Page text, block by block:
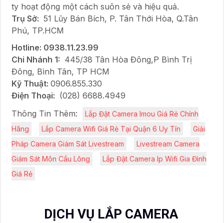
ty hoạt động một cách suôn sẻ và hiệu quả.
Trụ Sở: 51 Lũy Bán Bích, P. Tân Thới Hòa, Q.Tân
Phú, TP.HCM
Hotline: 0938.11.23.99
Chi Nhánh 1: 445/38 Tân Hòa Đông,P Bình Trị
Đông, Bình Tân, TP HCM
Kỹ Thuật: 0906.855.330
Điện Thoại: (028) 6688.4949
Thông Tin Thêm:
Lắp Đặt Camera Imou Giá Rẻ Chính
Hãng
Lắp Camera Wifi Giá Rẻ Tại Quận 6 Uy Tín
Giải
Pháp Camera Giám Sát Livestream
Livestream Camera
Giám Sát Môn Cầu Lông
Lắp Đặt Camera Ip Wifi Gia Đình
Giá Rẻ
DỊCH VỤ LẮP CAMERA